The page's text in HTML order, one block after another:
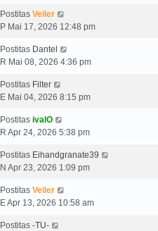
Postitas Veiler
P Mai 17, 2026 12:48 pm
Postitas Dantel
R Mai 08, 2026 4:36 pm
Postitas Filter
E Mai 04, 2026 8:15 pm
Postitas ivalO
R Apr 24, 2026 5:38 pm
Postitas Eihandgranate39
N Apr 23, 2026 1:09 pm
Postitas Veiler
E Apr 13, 2026 10:58 am
Postitas -TU-